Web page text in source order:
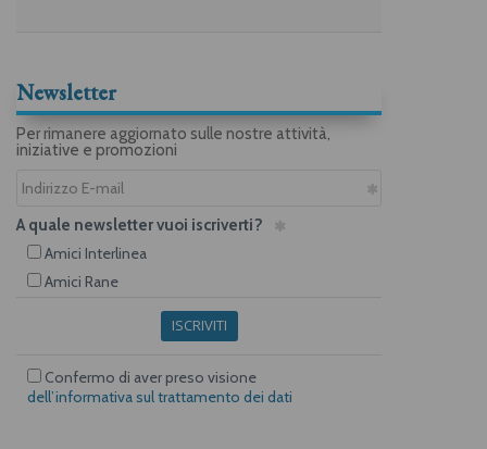
Newsletter
Per rimanere aggiornato sulle nostre attività,
iniziative e promozioni
A quale newsletter vuoi iscriverti?
Amici Interlinea
Amici Rane
ISCRIVITI
Confermo di aver preso visione
dell’informativa sul trattamento dei dati